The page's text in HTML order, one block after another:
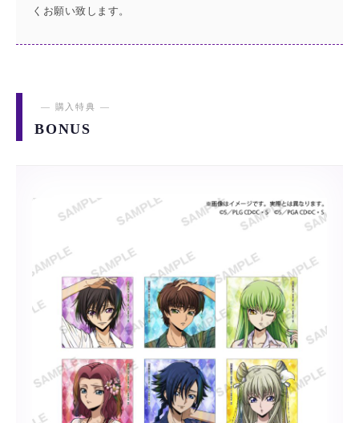
くお願い致します。
― 購入特典 ―
BONUS